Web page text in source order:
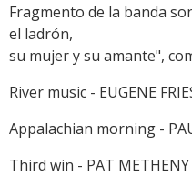
Fragmento de la banda
el ladrón,
su mujer y su amante",
River music - EUGENE
Appalachian morning -
Third win - PAT METHENY